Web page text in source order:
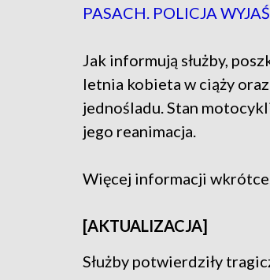
PASACH. POLICJA
Jak informują służby,
letnia kobieta w ciąży
jednośladu. Stan
jego reanimacja.
Więcej informacji
[AKTUALIZACJA]
Służby potwierdziły